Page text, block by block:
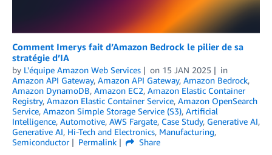
Comment Imerys fait d’Amazon Bedrock le pilier de sa
stratégie d’IA
by L'équipe Amazon Web Services on 15 JAN 2025
in
Amazon API Gateway, Amazon API Gateway, Amazon Bedrock,
Amazon DynamoDB, Amazon EC2, Amazon Elastic Container
Registry, Amazon Elastic Container Service, Amazon OpenSearch
Service, Amazon Simple Storage Service (S3), Artificial
Intelligence, Automotive, AWS Fargate, Case Study, Generative AI,
Generative AI, Hi-Tech and Electronics, Manufacturing,
Semiconductor
Permalink
Share